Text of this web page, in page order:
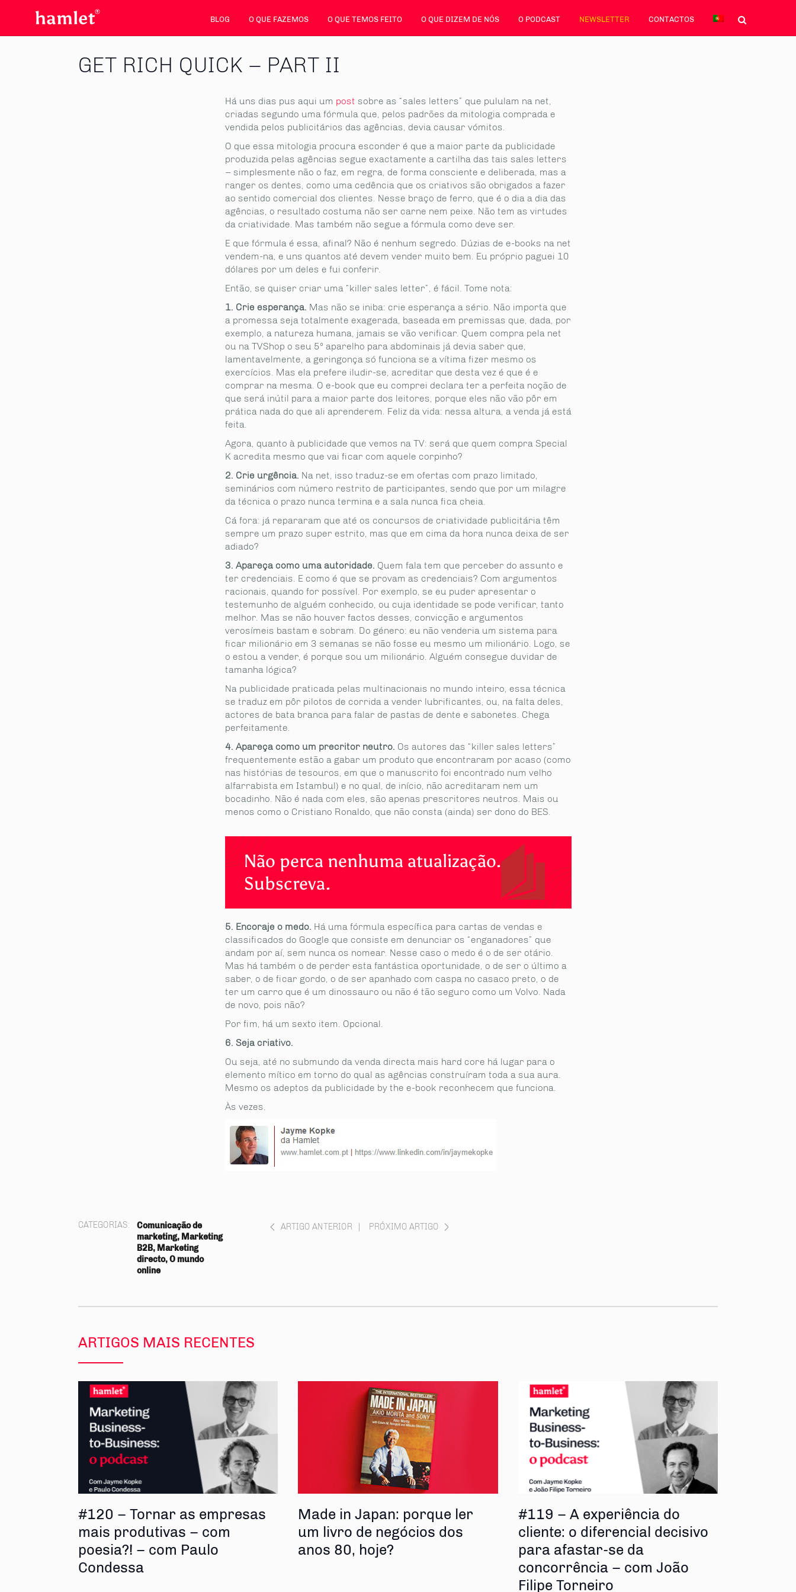
BLOG O QUE FAZEMOS O QUE TEMOS FEITO O QUE DIZEM DE NÓS O PODCAST NEWSLETTER CONTACTOS
GET RICH QUICK – PART II
Há uns dias pus aqui um post sobre as “sales letters” que pululam na net,
criadas segundo uma fórmula que, pelos padrões da mitologia comprada e
vendida pelos publicitários das agências, devia causar vómitos.
O que essa mitologia procura esconder é que a maior parte da publicidade
produzida pelas agências segue exactamente a cartilha das tais sales letters
– simplesmente não o faz, em regra, de forma consciente e deliberada, mas a
ranger os dentes, como uma cedência que os criativos são obrigados a fazer
ao sentido comercial dos clientes. Nesse braço de ferro, que é o dia a dia das
agências, o resultado costuma não ser carne nem peixe. Não tem as virtudes
da criatividade. Mas também não segue a fórmula como deve ser.
E que fórmula é essa, afinal? Não é nenhum segredo. Dúzias de e-books na net
vendem-na, e uns quantos até devem vender muito bem. Eu próprio paguei 10
dólares por um deles e fui conferir.
Então, se quiser criar uma “killer sales letter”, é fácil. Tome nota:
1. Crie esperança. Mas não se iniba: crie esperança a sério. Não importa que
a promessa seja totalmente exagerada, baseada em premissas que, dada, por
exemplo, a natureza humana, jamais se vão verificar. Quem compra pela net
ou na TVShop o seu 5º aparelho para abdominais já devia saber que,
lamentavelmente, a geringonça só funciona se a vítima fizer mesmo os
exercícios. Mas ela prefere iludir-se, acreditar que desta vez é que é e
comprar na mesma. O e-book que eu comprei declara ter a perfeita noção de
que será inútil para a maior parte dos leitores, porque eles não vão pôr em
prática nada do que ali aprenderem. Feliz da vida: nessa altura, a venda já está
feita.
Agora, quanto à publicidade que vemos na TV: será que quem compra Special
K acredita mesmo que vai ficar com aquele corpinho?
2. Crie urgência. Na net, isso traduz-se em ofertas com prazo limitado,
seminários com número restrito de participantes, sendo que por um milagre
da técnica o prazo nunca termina e a sala nunca fica cheia.
Cá fora: já repararam que até os concursos de criatividade publicitária têm
sempre um prazo super estrito, mas que em cima da hora nunca deixa de ser
adiado?
3. Apareça como uma autoridade. Quem fala tem que perceber do assunto e
ter credenciais. E como é que se provam as credenciais? Com argumentos
racionais, quando for possível. Por exemplo, se eu puder apresentar o
testemunho de alguém conhecido, ou cuja identidade se pode verificar, tanto
melhor. Mas se não houver factos desses, convicção e argumentos
verosímeis bastam e sobram. Do género: eu não venderia um sistema para
ficar milionário em 3 semanas se não fosse eu mesmo um milionário. Logo, se
o estou a vender, é porque sou um milionário. Alguém consegue duvidar de
tamanha lógica?
Na publicidade praticada pelas multinacionais no mundo inteiro, essa técnica
se traduz em pôr pilotos de corrida a vender lubrificantes, ou, na falta deles,
actores de bata branca para falar de pastas de dente e sabonetes. Chega
perfeitamente.
4. Apareça como um precritor neutro. Os autores das “killer sales letters”
frequentemente estão a gabar um produto que encontraram por acaso (como
nas histórias de tesouros, em que o manuscrito foi encontrado num velho
alfarrabista em Istambul) e no qual, de início, não acreditaram nem um
bocadinho. Não é nada com eles, são apenas prescritores neutros. Mais ou
menos como o Cristiano Ronaldo, que não consta (ainda) ser dono do BES.
Não perca nenhuma atualização.
Subscreva.
5. Encoraje o medo. Há uma fórmula específica para cartas de vendas e
classificados do Google que consiste em denunciar os “enganadores” que
andam por aí, sem nunca os nomear. Nesse caso o medo é o de ser otário.
Mas há também o de perder esta fantástica oportunidade, o de ser o último a
saber, o de ficar gordo, o de ser apanhado com caspa no casaco preto, o de
ter um carro que é um dinossauro ou não é tão seguro como um Volvo. Nada
de novo, pois não?
Por fim, há um sexto item. Opcional.
6. Seja criativo.
Ou seja, até no submundo da venda directa mais hard core há lugar para o
elemento mítico em torno do qual as agências construíram toda a sua aura.
Mesmo os adeptos da publicidade by the e-book reconhecem que funciona.
Às vezes.
CATEGORIAS:
Comunicação de
marketing, Marketing
B2B, Marketing
directo, O mundo
online
ARTIGO ANTERIOR PRÓXIMO ARTIGO
ARTIGOS MAIS RECENTES
#120 – Tornar as empresas
mais produtivas – com
poesia?! – com Paulo
Condessa
Made in Japan: porque ler
um livro de negócios dos
anos 80, hoje?
#119 – A experiência do
cliente: o diferencial decisivo
para afastar-se da
concorrência – com João
Filipe Torneiro